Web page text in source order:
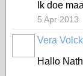
Ik doe
5 Apr 2013
Vera
Hallo